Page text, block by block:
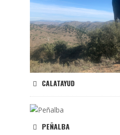
CALATAYUD
PEÑALBA